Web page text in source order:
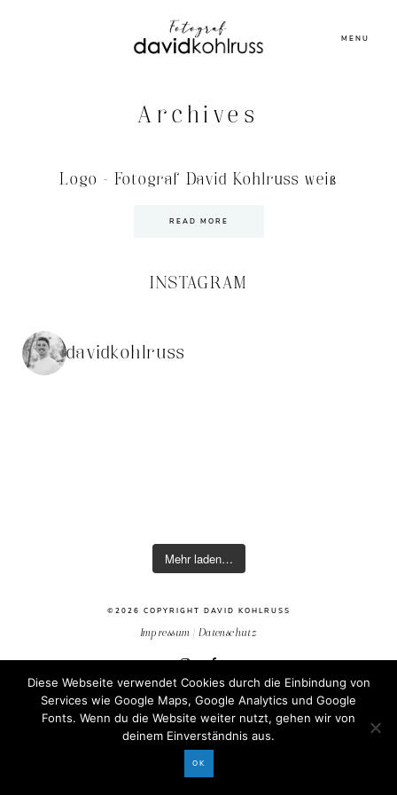
MENU
Archives
Logo – Fotograf David Kohlruss weiß
READ MORE
INSTAGRAM
davidkohlruss
Mehr laden…
©2026 COPYRIGHT DAVID KOHLRUSS
Impressum | Datenschutz
Diese Webseite verwendet Cookies durch die Einbindung von
Services wie Google Maps, Google Analytics und Google
Fonts. Wenn du die Website weiter nutzt, gehen wir von
deinem Einverständnis aus.
OK